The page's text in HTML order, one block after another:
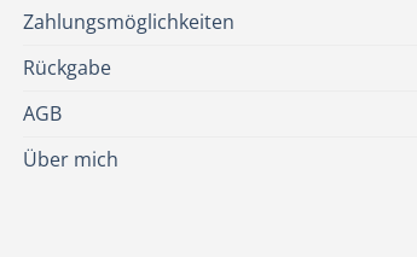
Zahlungsmöglichkeiten
Rückgabe
AGB
Über mich